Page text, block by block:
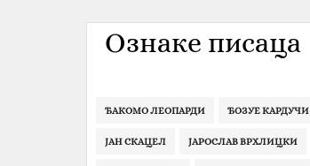
Ознаке писаца
ЂАКОМО ЛЕОПАРДИ ЂОЗУЕ КАРДУЧИ
ЈАН СКАЦЕЛ ЈАРОСЛАВ ВРХЛИЦКИ